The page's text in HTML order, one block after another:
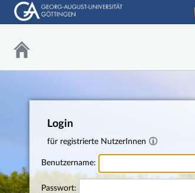
Login
für registrierte NutzerInnen
Benutzername:
Passwort: